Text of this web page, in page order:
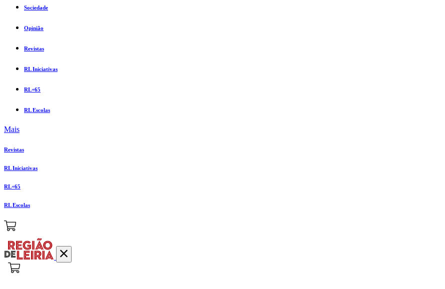
Sociedade
Opinião
Revistas
RL Iniciativas
RL+65
RL Escolas
Mais
Revistas
RL Iniciativas
RL+65
RL Escolas